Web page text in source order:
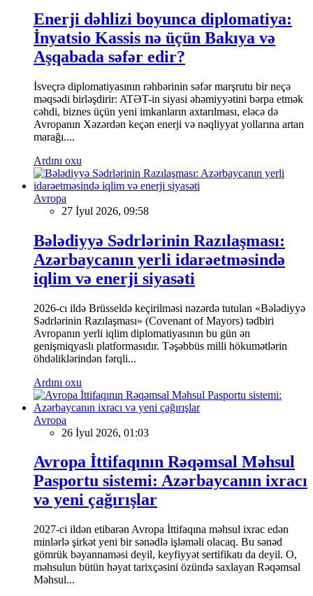
Enerji dəhlizi boyunca diplomatiya:
İnyatsio Kassis nə üçün Bakıya və
Aşqabada səfər edir?
İsveçrə diplomatiyasının rəhbərinin səfər marşrutu bir neçə
məqsədi birləşdirir: ATƏT-in siyasi əhəmiyyətini bərpa etmək
cəhdi, biznes üçün yeni imkanların axtarılması, eləcə də
Avropanın Xəzərdən keçən enerji və nəqliyyat yollarına artan
marağı....
Ardını oxu
Avropa
27 İyul 2026, 09:58
Bələdiyyə Sədrlərinin Razılaşması:
Azərbaycanın yerli idarəetməsində
iqlim və enerji siyasəti
2026-cı ildə Brüsseldə keçirilməsi nəzərdə tutulan «Bələdiyyə
Sədrlərinin Razılaşması» (Covenant of Mayors) tədbiri
Avropanın yerli iqlim diplomatiyasının bu gün ən
genişmiqyaslı platformasıdır. Təşəbbüs milli hökumətlərin
öhdəliklərindən fərqli...
Ardını oxu
Avropa
26 İyul 2026, 01:03
Avropa İttifaqının Rəqəmsal Məhsul
Pasportu sistemi: Azərbaycanın ixracı
və yeni çağırışlar
2027-ci ildən etibarən Avropa İttifaqına məhsul ixrac edən
minlərlə şirkət yeni bir sənədlə işləməli olacaq. Bu sənəd
gömrük bəyannaməsi deyil, keyfiyyət sertifikatı da deyil. O,
məhsulun bütün həyat tarixçəsini özündə saxlayan Rəqəmsal
Məhsul...